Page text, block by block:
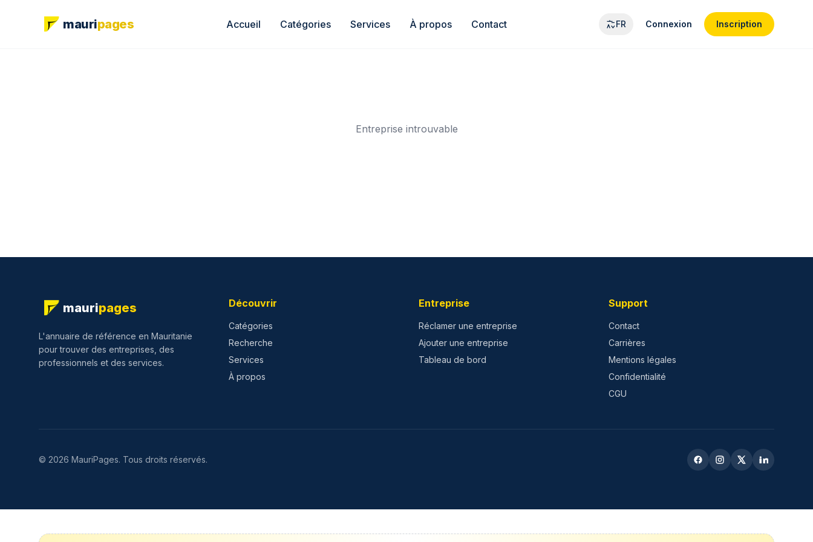
mauripages Accueil Catégories Services À propos Contact FR Connexion Inscription
Entreprise introuvable
mauripages
L'annuaire de référence en Mauritanie
pour trouver des entreprises, des
professionnels et des services.
Découvrir
Catégories
Recherche
Services
À propos
Entreprise
Réclamer une entreprise
Ajouter une entreprise
Tableau de bord
Support
Contact
Carrières
Mentions légales
Confidentialité
CGU
© 2026 MauriPages. Tous droits réservés.